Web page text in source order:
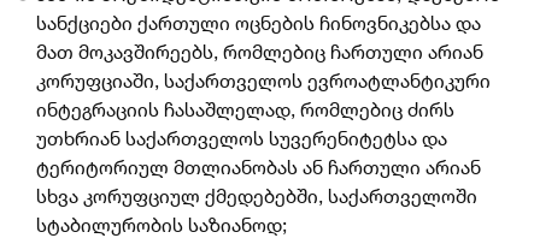
სანქციები ქართული ოცნების ჩინოვნიკებსა და
მათ მოკავშირეებს, რომლებიც ჩართული არიან
კორუფციაში, საქართველოს ევროატლანტიკური
ინტეგრაციის ჩასაშლელად, რომლებიც ძირს
უთხრიან საქართველოს სუვერენიტეტსა და
ტერიტორიულ მთლიანობას ან ჩართული არიან
სხვა კორუფციულ ქმედებებში, საქართველოში
სტაბილურობის საზიანოდ;